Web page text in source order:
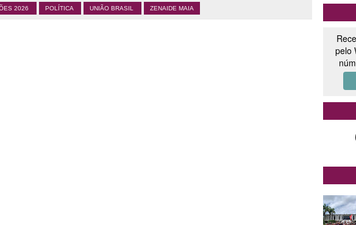
2026 POLÍTICA UNIÃO BRASIL ZENAIDE MAIA
pelo